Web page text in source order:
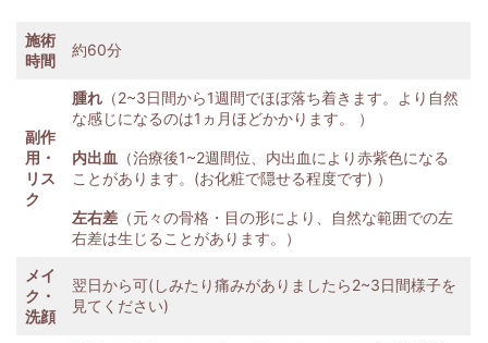
施術
時間
約60分
副作
用・
リス
ク
腫れ （2~3日間から1週間でほぼ落ち着きます。より自然
な感じになるのは1ヵ月ほどかかります。 ）
内出血
（治療後1~2週間位、内出血により赤紫色になる
ことがあります。(お化粧で隠せる程度です) ）
左右差 （元々の骨格・目の形により、自然な範囲での左
右差は生じることがあります。）
メイ
ク・
洗顔
翌日から可(しみたり痛みがありましたら2~3日間様子を
見てください)